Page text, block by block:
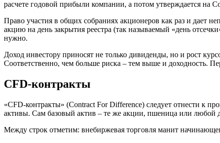
расчете годовой прибыли компании, а потом утверждается на
Право участия в общих собраниях акционеров как раз и дает
акцию на день закрытия реестра (так называемый «день
нужно.
Доход инвестору приносят не только дивиденды, но и рост
Соответственно, чем больше риска – тем выше и доходность.
CFD-контракты
«CFD-контракты» (Contract For Difference) следует отнести к
активы. Сам базовый актив – те же акции, пшеница или любой
Между строк отметим: внебиржевая торговля манит